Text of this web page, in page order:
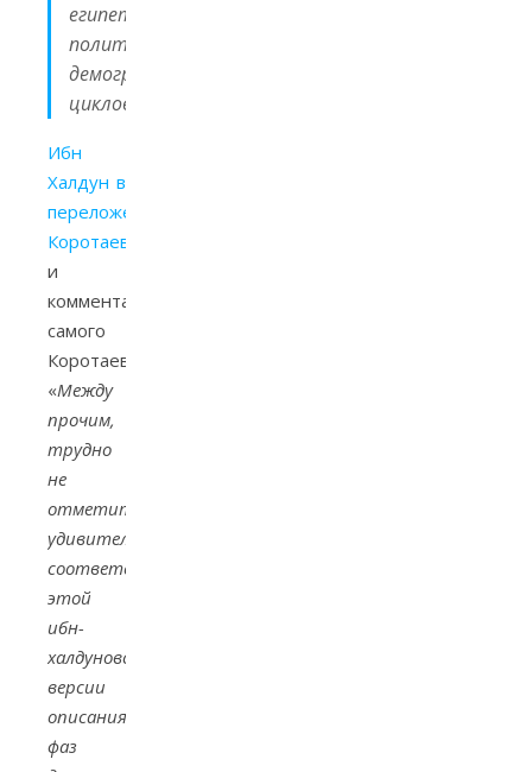
египетских
политико-
демографических
циклов».
Ибн
Халдун в
переложении
Коротаева
и
комментарий
самого
Коротаева:
«Между
прочим,
трудно
не
отметить
удивительного
соответствия
этой
ибн-
халдуновской
версии
описания
фаз